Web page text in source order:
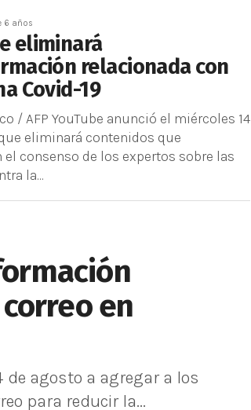
6 años
eliminará
relacionada con
Covid-19
/ AFP YouTube anunció el miércoles 14
eliminará contenidos que
el consenso de los expertos sobre las
la...
en
de agosto a agregar a los
para reducir la...